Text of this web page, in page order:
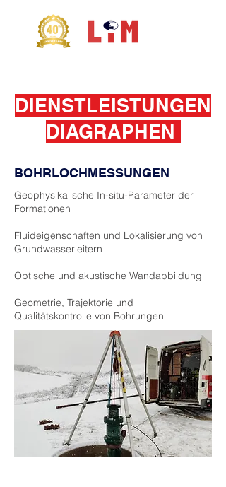
DIENSTLEISTUNGEN
DIAGRAPHEN
BOHRLOCHMESSUNGEN
Geophysikalische In-situ-Parameter der
Formationen
Fluideigenschaften und Lokalisierung von
Grundwasserleitern
Optische und akustische Wandabbildung
Geometrie, Trajektorie und
Qualitätskontrolle von Bohrungen